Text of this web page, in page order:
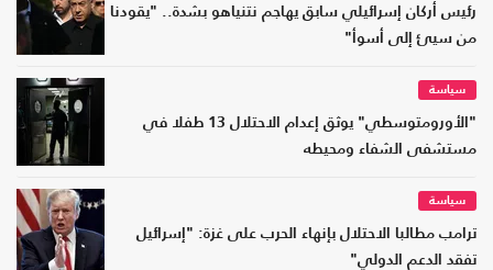
رئيس أركان إسرائيلي سابق يهاجم نتنياهو بشدة.. "يقودنا
من سيئ إلى أسوأ"
سياسة
"الأورومتوسطي" يوثق إعدام الاحتلال 13 طفلا في
مستشفى الشفاء ومحيطه
سياسة
ترامب مطالبا الاحتلال بإنهاء الحرب على غزة: "إسرائيل
تفقد الدعم الدولي"